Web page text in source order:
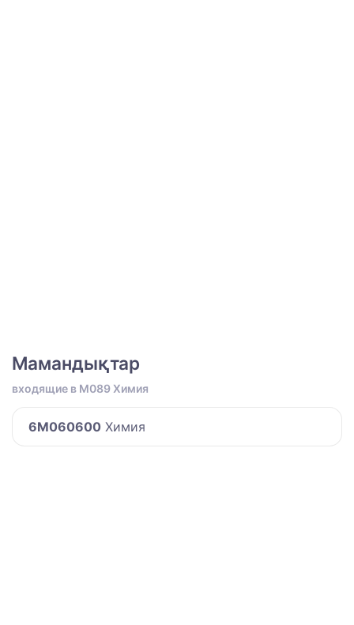
Мамандықтар
входящие в M089 Химия
6M060600 Химия